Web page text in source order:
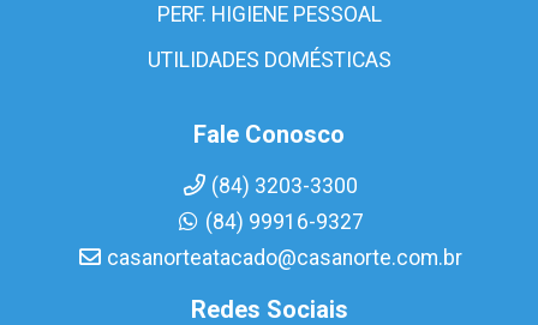
PERF. HIGIENE PESSOAL
UTILIDADES DOMÉSTICAS
Fale Conosco
(84) 3203-3300
(84) 99916-9327
casanorteatacado@casanorte.com.br
Redes Sociais